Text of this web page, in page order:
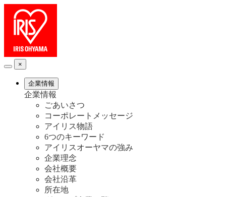
×
企業情報
企業情報
ごあいさつ
コーポレートメッセージ
アイリス物語
6つのキーワード
アイリスオーヤマの強み
企業理念
会社概要
会社沿革
所在地